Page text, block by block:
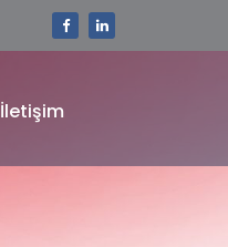
İletişim